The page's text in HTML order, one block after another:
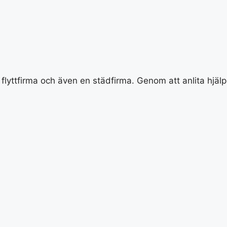
och även en städfirma. Genom att anlita hjälp